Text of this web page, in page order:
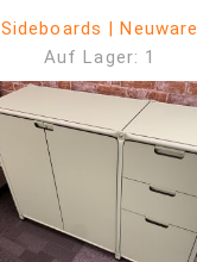
Sideboards | Neuware
Auf Lager: 1